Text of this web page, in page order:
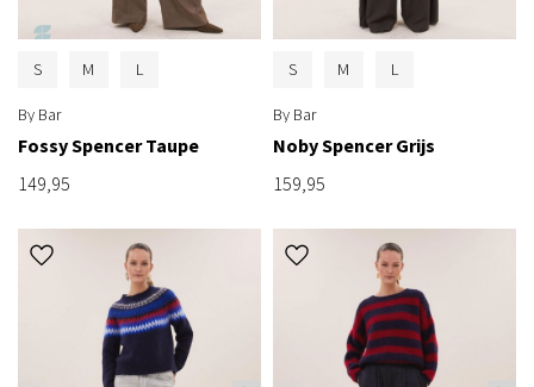
S M L
By Bar
Fossy Spencer Taupe
149,95
S M L
By Bar
Noby Spencer Grijs
159,95